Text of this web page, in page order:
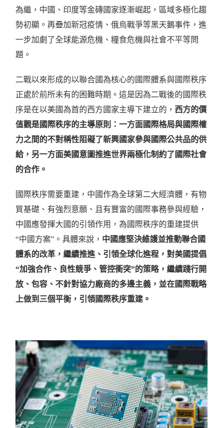
為繼，中國、印度等金磚國家逐漸崛起，區域多極化趨
勢初顯。再疊加新冠疫情、俄烏戰爭等黑天鵝事件，進
一步加劇了全球能源危機、糧食危機與社會不平等問
題。
二戰以來形成的以聯合國為核心的國際體系與國際秩序
正處於前所未有的困難時期。這是因為二戰後的國際秩
序是在以美國為首的西方國家主導下建立的， 西方的價
值觀是國際秩序的主導原則：一方面國際格局與國際權
力之間的不對稱性阻礙了新興國家參與國際公共品的供
給，另一方面美國意圖推進世界兩極化制約了國際社會
的合作。
國際秩序需要重建，中國作為全球第二大經濟體，有物
質基礎、有強烈意願、且有豐富的國際事務參與經驗，
中國應發揮大國的引領作用，為國際秩序的重建提供
“中國方案” 。具體來說， 中國應堅決維護並推動聯合國
體系的改革，繼續推進、引領全球化進程，對美國提倡
“加強合作、良性競爭、管控衝突”的策略，繼續踐行開
放、包容、不針對協力廠商的多邊主義，並在國際戰略
上做到三個平衡，引領國際秩序重建。